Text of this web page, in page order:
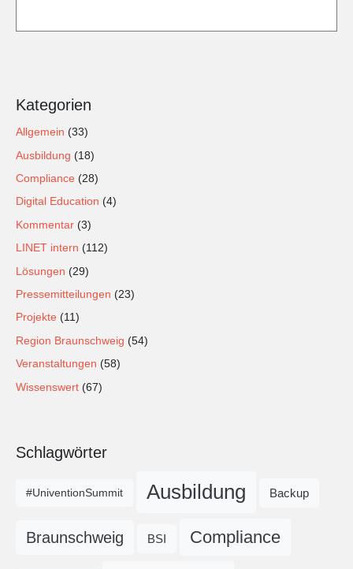
Kategorien
Allgemein (33)
Ausbildung (18)
Compliance (28)
Digital Education (4)
Kommentar (3)
LINET intern (112)
Lösungen (29)
Pressemitteilungen (23)
Projekte (11)
Region Braunschweig (54)
Veranstaltungen (58)
Wissenswert (67)
Schlagwörter
#UniventionSummit Ausbildung Backup
Braunschweig BSI Compliance